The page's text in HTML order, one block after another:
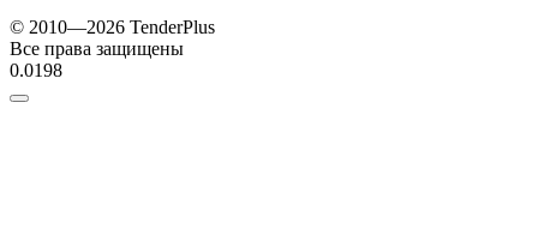
© 2010—2026 TenderPlus
Все права защищены
0.0198